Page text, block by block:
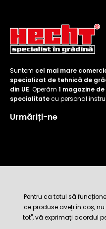
Suntem cel mai mare
specializat de tehnică de
din UE. Operăm 1 magazine de
specialitatecu personal
Urmăriți-ne
Metode de livrare și
Pentru ca totul să
ce produse aveți în coș,
tot", vă exprimați acordul